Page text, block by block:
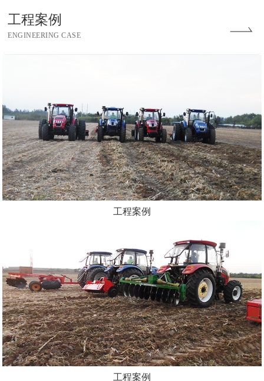
工程案例
ENGINEERING CASE
工程案例
工程案例